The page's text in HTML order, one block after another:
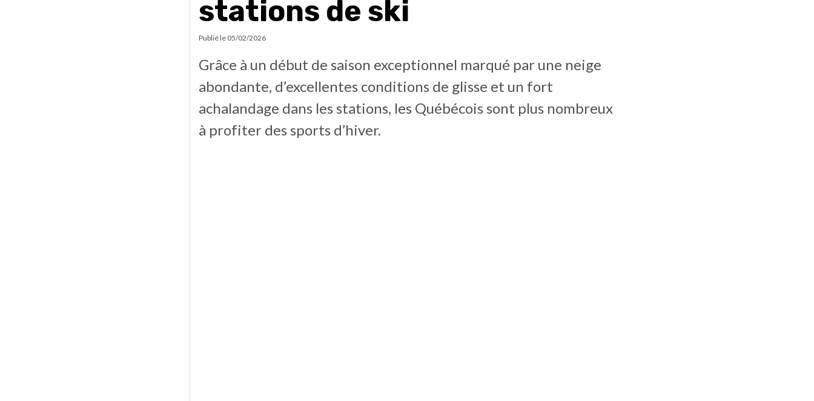
stations de ski
Publié le 05/02/2026
Grâce à un début de saison exceptionnel marqué par une neige
abondante, d’excellentes conditions de glisse et un fort
achalandage dans les stations, les Québécois sont plus nombreux
à profiter des sports d’hiver.